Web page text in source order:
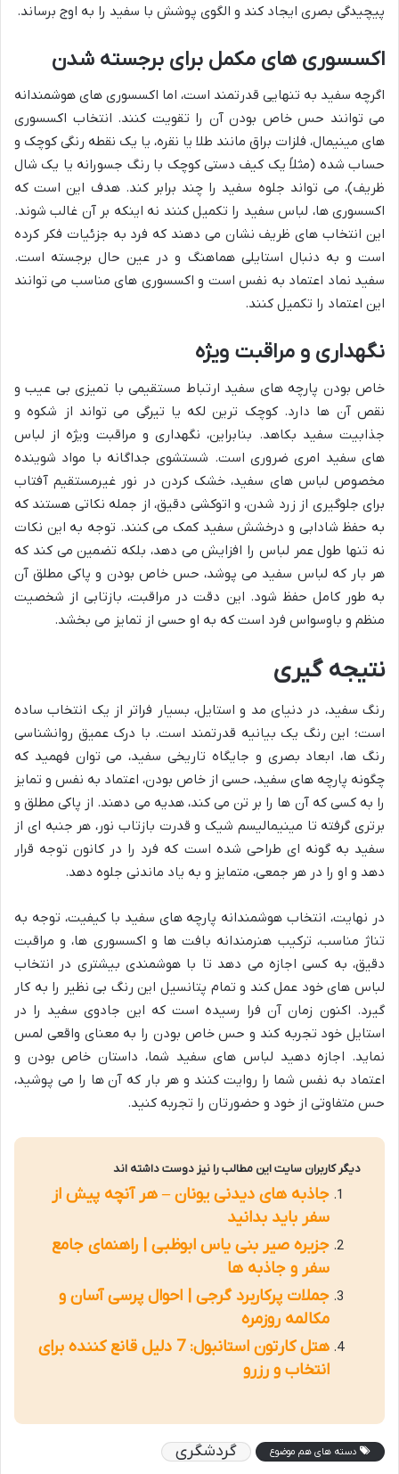
پیچیدگی بصری ایجاد کند و الگوی پوشش با سفید را به اوج برساند.
اکسسوری های مکمل برای برجسته شدن
اگرچه سفید به تنهایی قدرتمند است، اما اکسسوری های هوشمندانه
می توانند حس خاص بودن آن را تقویت کنند. انتخاب اکسسوری
های مینیمال، فلزات براق مانند طلا یا نقره، یا یک نقطه رنگی کوچک و
حساب شده (مثلاً یک کیف دستی کوچک با رنگ جسورانه یا یک شال
ظریف)، می تواند جلوه سفید را چند برابر کند. هدف این است که
اکسسوری ها، لباس سفید را تکمیل کنند نه اینکه بر آن غالب شوند.
این انتخاب های ظریف نشان می دهند که فرد به جزئیات فکر کرده
است و به دنبال استایلی هماهنگ و در عین حال برجسته است.
سفید نماد اعتماد به نفس است و اکسسوری های مناسب می توانند
این اعتماد را تکمیل کنند.
نگهداری و مراقبت ویژه
خاص بودن پارچه های سفید ارتباط مستقیمی با تمیزی بی عیب و
نقص آن ها دارد. کوچک ترین لکه یا تیرگی می تواند از شکوه و
جذابیت سفید بکاهد. بنابراین، نگهداری و مراقبت ویژه از لباس
های سفید امری ضروری است. شستشوی جداگانه با مواد شوینده
مخصوص لباس های سفید، خشک کردن در نور غیرمستقیم آفتاب
برای جلوگیری از زرد شدن، و اتوکشی دقیق، از جمله نکاتی هستند که
به حفظ شادابی و درخشش سفید کمک می کنند. توجه به این نکات
نه تنها طول عمر لباس را افزایش می دهد، بلکه تضمین می کند که
هر بار که لباس سفید می پوشد، حس خاص بودن و پاکی مطلق آن
به طور کامل حفظ شود. این دقت در مراقبت، بازتابی از شخصیت
منظم و باوسواس فرد است که به او حسی از تمایز می بخشد.
نتیجه گیری
رنگ سفید، در دنیای مد و استایل، بسیار فراتر از یک انتخاب ساده
است؛ این رنگ یک بیانیه قدرتمند است. با درک عمیق روانشناسی
رنگ ها، ابعاد بصری و جایگاه تاریخی سفید، می توان فهمید که
چگونه پارچه های سفید، حسی از خاص بودن، اعتماد به نفس و تمایز
را به کسی که آن ها را بر تن می کند، هدیه می دهند. از پاکی مطلق و
برتری گرفته تا مینیمالیسم شیک و قدرت بازتاب نور، هر جنبه ای از
سفید به گونه ای طراحی شده است که فرد را در کانون توجه قرار
دهد و او را در هر جمعی، متمایز و به یاد ماندنی جلوه دهد.
در نهایت، انتخاب هوشمندانه پارچه های سفید با کیفیت، توجه به
تناژ مناسب، ترکیب هنرمندانه بافت ها و اکسسوری ها، و مراقبت
دقیق، به کسی اجازه می دهد تا با هوشمندی بیشتری در انتخاب
لباس های خود عمل کند و تمام پتانسیل این رنگ بی نظیر را به کار
گیرد. اکنون زمان آن فرا رسیده است که این جادوی سفید را در
استایل خود تجربه کند و حس خاص بودن را به معنای واقعی لمس
نماید. اجازه دهید لباس های سفید شما، داستان خاص بودن و
اعتماد به نفس شما را روایت کنند و هر بار که آن ها را می پوشید،
حس متفاوتی از خود و حضورتان را تجربه کنید.
دیگر کاربران سایت این مطالب را نیز دوست داشته اند
جاذبه های دیدنی یونان – هر آنچه پیش از
سفر باید بدانید
جزیره صیر بنی یاس ابوظبی | راهنمای جامع
سفر و جاذبه ها
جملات پرکاربرد گرجی | احوال پرسی آسان و
مکالمه روزمره
هتل کارتون استانبول: 7 دلیل قانع کننده برای
انتخاب و رزرو
دسته های هم موضوع گردشگری